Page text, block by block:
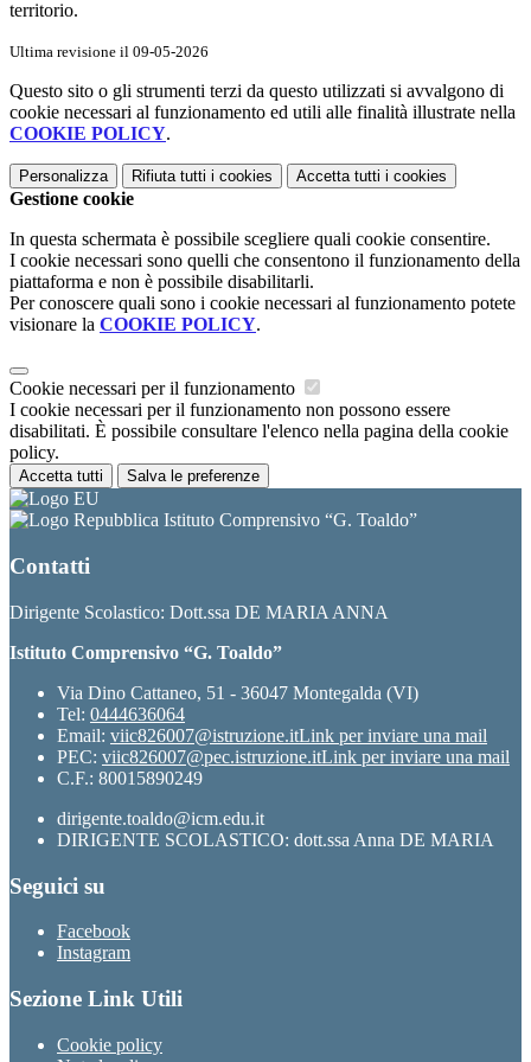
territorio.
Ultima revisione il 09-05-2026
Questo sito o gli strumenti terzi da questo utilizzati si avvalgono di
cookie necessari al funzionamento ed utili alle finalità illustrate nella
COOKIE POLICY.
Personalizza Rifiuta tutti i cookies Accetta tutti i cookies
Gestione cookie
In questa schermata è possibile scegliere quali cookie consentire.
I cookie necessari sono quelli che consentono il funzionamento della
piattaforma e non è possibile disabilitarli.
Per conoscere quali sono i cookie necessari al funzionamento potete
visionare la COOKIE POLICY.
Cookie necessari per il funzionamento
I cookie necessari per il funzionamento non possono essere
disabilitati. È possibile consultare l'elenco nella pagina della cookie
policy.
Accetta tutti Salva le preferenze
Istituto Comprensivo “G. Toaldo”
Contatti
Dirigente Scolastico: Dott.ssa DE MARIA ANNA
Istituto Comprensivo “G. Toaldo”
Via Dino Cattaneo, 51 - 36047 Montegalda (VI)
Tel: 0444636064
Email: viic826007@istruzione.itLink per inviare una mail
PEC: viic826007@pec.istruzione.itLink per inviare una mail
C.F.: 80015890249
dirigente.toaldo@icm.edu.it
DIRIGENTE SCOLASTICO: dott.ssa Anna DE MARIA
Seguici su
Facebook
Instagram
Sezione Link Utili
Cookie policy